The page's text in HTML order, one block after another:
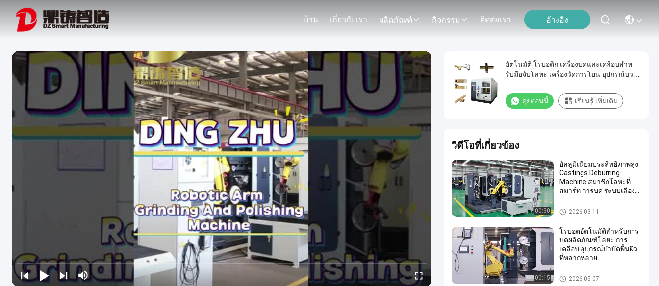
บ้าน เกี่ยวกับเรา ผลิตภัณฑ์ กิจกรรม ติดต่อเรา อ้างอิง
อัตโนมัติ โรบอติก เครื่องบดและเคลือบสําห
รับมือจับโลหะ เครื่องวัดการโยน อุปกรณ์บวก
คุยตอนนี้ เรียนรู้ เพิ่มเติม
วิดีโอที่เกี่ยวข้อง
00:30
อัลลูมิเนียมประสิทธิภาพสูง
Castings Deburring
Machine สมาชิกโลหะที่
สมาร์ท การบด ระบบเลือง
เครื่องเลืองเลืองอัตโนมัติ
2026-03-11
00:15
โรบอตอัตโนมัติสําหรับการ
บดผลิตภัณฑ์โลหะ การ
เคลือบ อุปกรณ์บําบัดพื้นผิว
ที่หลากหลาย
เครื่องบดและเคลือบ
2026-05-07